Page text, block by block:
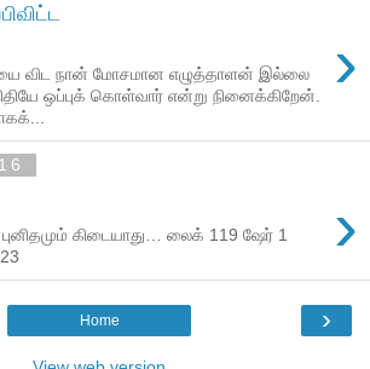
›
விட நான் மோசமான எழுத்தாளன் இல்லை
ஒப்புக் கொள்வார் என்று நினைக்கிறேன்.
›
கிடையாது… லைக் 119 ஷேர் 1
›
Home